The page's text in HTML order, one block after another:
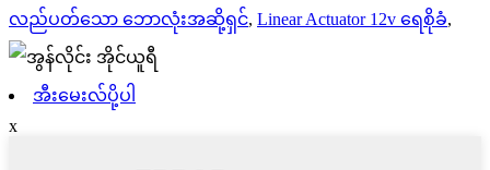
လည်ပတ်သော ဘောလုံးအဆို့ရှင်, Linear Actuator 12v ရေစိုခံ,
အီးမေးလ်ပို့ပါ
x